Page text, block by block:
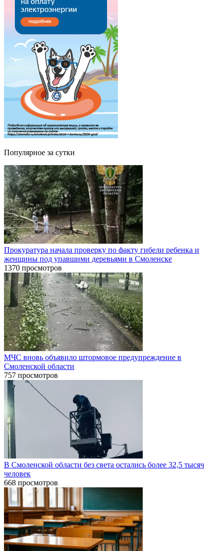
Популярное за сутки
Прокуратура начала проверку по факту гибели ребенка и
женщины под упавшими деревьями в Смоленске
1370 просмотров
МЧС вновь объявило штормовое предупреждение в
Смоленской области
757 просмотров
В Смоленской области без света остались более 32,5 тысяч
человек
668 просмотров